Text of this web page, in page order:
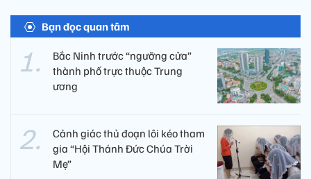
Bạn đọc quan tâm
Bắc Ninh trước “ngưỡng cửa”
thành phố trực thuộc Trung
ương
Cảnh giác thủ đoạn lôi kéo tham
gia “Hội Thánh Đức Chúa Trời
Mẹ”